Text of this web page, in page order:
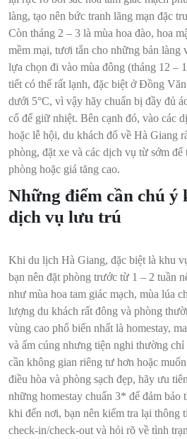
làng, tạo nên bức tranh lãng mạn đặc
Còn tháng 2 – 3 là mùa hoa đào, hoa
mềm mại, tươi tắn cho những bản làng
lựa chọn đi vào mùa đông (tháng 12 –
tiết có thể rất lạnh, đặc biệt ở Đồng
dưới 5°C, vì vậy hãy chuẩn bị đầy đủ
cổ để giữ nhiệt. Bên cạnh đó, vào các
hoặc lễ hội, du khách đổ về Hà Giang
phòng, đặt xe và các dịch vụ từ sớm để
phòng hoặc giá tăng cao.
Những điểm cần chú ý
dịch vụ lưu trú
Khi du lịch Hà Giang, đặc biệt là khu
bạn nên đặt phòng trước từ 1 – 2 tuần
như mùa hoa tam giác mạch, mùa lúa
lượng du khách rất đông và phòng
vùng cao phổ biến nhất là homestay,
và ấm cúng nhưng tiện nghi thường
cần không gian riêng tư hơn hoặc
điều hòa và phòng sạch đẹp, hãy ưu
những homestay chuẩn 3* để đảm bảo
khi đến nơi, bạn nên kiểm tra lại thông
check-in/check-out và hỏi rõ về tình